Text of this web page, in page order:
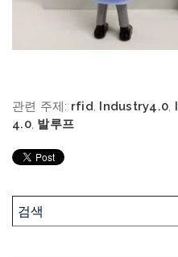
관련 주제: rfid, Industry4.0,
4.0, 발루프